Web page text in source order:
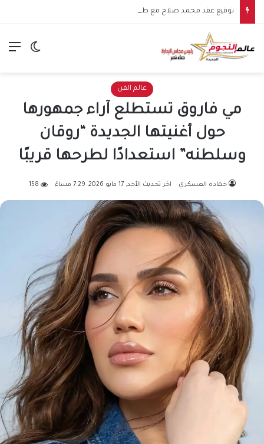
الوضع
عالم الفن
مي فاروق تستطلع آراء جمهورها
حول أغنيتها الجديدة “روقان
وسلطنه” استعدادًا لطرحها قريبًا
حماده العسكري اخر تحديث الأحد, 17 مايو 2026, 7:29 مساءً 158